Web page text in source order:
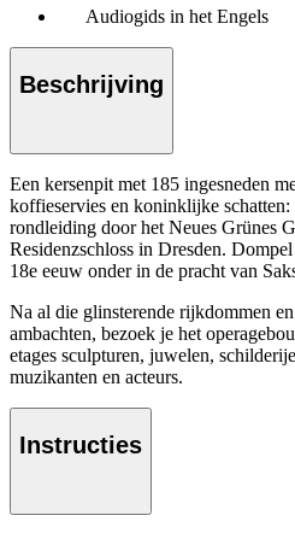
Audiogids in het Engels
Beschrijving
Een kersenpit met 185 ingesneden
koffieservies en koninklijke schatten:
rondleiding door het Neues Grünes
Residenzschloss in Dresden.
18e eeuw onder in de pracht van
Na al die glinsterende rijkdommen
ambachten, bezoek je het
etages sculpturen, juwelen,
muzikanten en acteurs.
Instructies